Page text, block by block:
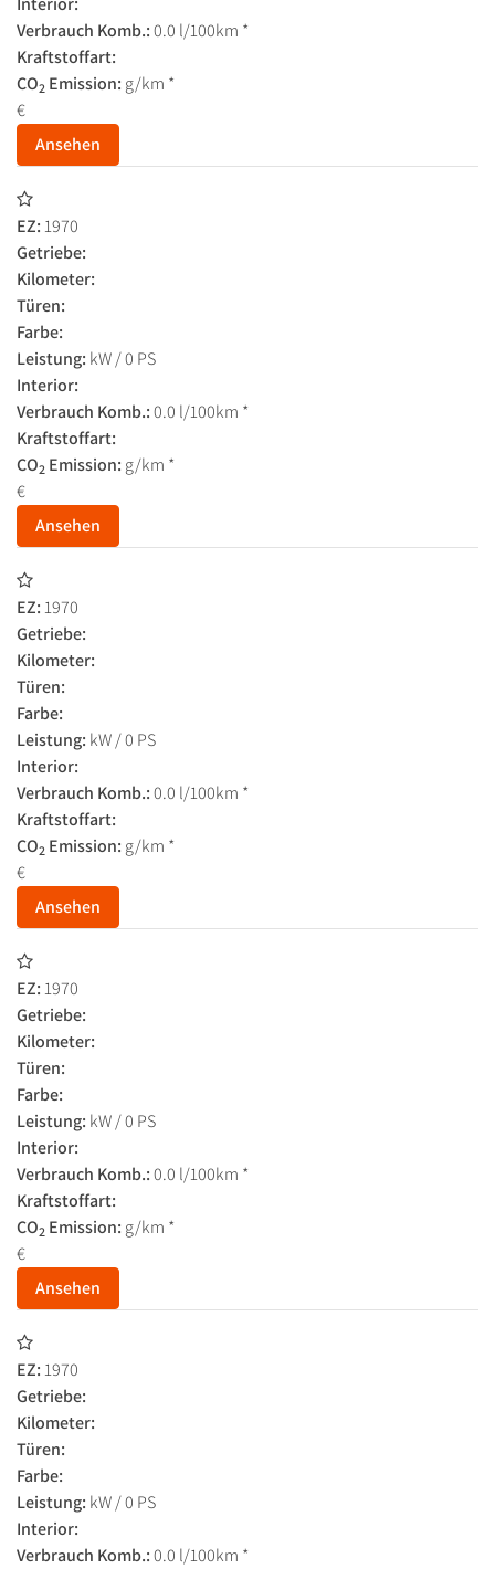
Verbrauch Komb.:0.0 l/100km *
Kraftstoffart:
CO2 Emission: g/km *
€
Ansehen
EZ: 1970
Getriebe:
Kilometer:
Türen:
Farbe:
Leistung: kW / 0 PS
Interior:
Verbrauch Komb.:0.0 l/100km *
Kraftstoffart:
CO2 Emission: g/km *
€
Ansehen
EZ: 1970
Getriebe:
Kilometer:
Türen:
Farbe:
Leistung: kW / 0 PS
Interior:
Verbrauch Komb.:0.0 l/100km *
Kraftstoffart:
CO2 Emission: g/km *
€
Ansehen
EZ: 1970
Getriebe:
Kilometer:
Türen:
Farbe:
Leistung: kW / 0 PS
Interior:
Verbrauch Komb.:0.0 l/100km *
Kraftstoffart:
CO2 Emission: g/km *
€
Ansehen
EZ: 1970
Getriebe:
Kilometer:
Türen:
Farbe:
Leistung: kW / 0 PS
Interior:
Verbrauch Komb.:0.0 l/100km *